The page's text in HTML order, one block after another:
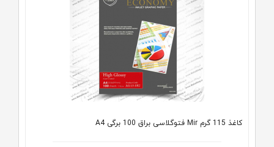
کاغذ 115 گرم Mir فتوگلاسی براق 100 برگی A4